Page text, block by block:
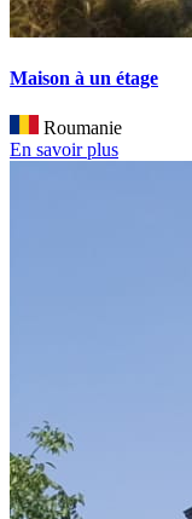
Maison à un étage
Roumanie
En savoir plus